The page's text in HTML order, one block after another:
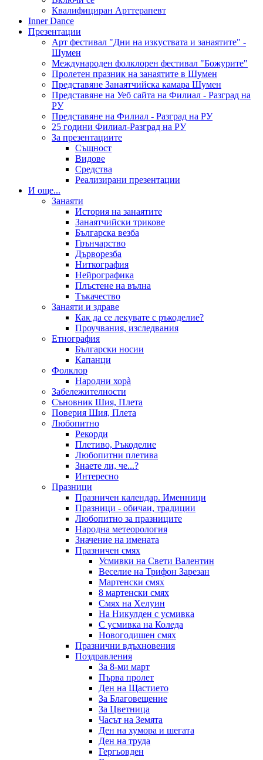
Квалифициран Арттерапевт
Inner Dance
Презентации
Арт фестивал "Дни на изкуствата и занаятите" -
Шумен
Международен фолклорен фестивал "Божурите"
Пролетен празник на занаятите в Шумен
Представяне Занаятчийска камара Шумен
Представяне на Уеб сайта на Филиал - Разград на
РУ
Представяне на Филиал - Разград на РУ
25 години Филиал-Разград на РУ
За презентациите
Същност
Видове
Средства
Реализирани презентации
И още...
Занаяти
История на занаятите
Занаятчийски трикове
Българска везба
Грънчарство
Дърворезба
Ниткография
Нейрографика
Плъстене на вълна
Тъкачество
Занаяти и здраве
Как да се лекувате с ръкоделие?
Проучвания, изследвания
Етнография
Български носии
Капанци
Фолклор
Народни хорà
Забележителности
Съновник Шия, Плета
Поверия Шия, Плета
Любопитно
Рекорди
Плетиво, Ръкоделие
Любопитни плетива
Знаете ли, че...?
Интересно
Празници
Празничен календар. Именници
Празници - обичаи, традиции
Любопитно за празниците
Народна метеорология
Значение на имената
Празничен смях
Усмивки на Свети Валентин
Веселие на Трифон Зарезан
Мартенски смях
8 мартенски смях
Смях на Хелуин
На Никулден с усмивка
С усмивка на Коледа
Новогодишен смях
Празнични вдъхновения
Поздравления
За 8-ми март
Първа пролет
Ден на Щастието
За Благовещение
За Цветница
Часът на Земята
Ден на хумора и шегата
Ден на труда
Гергьовден